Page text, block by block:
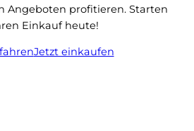
Angeboten profitieren. Starten
Einkauf heute!
Jetzt einkaufen